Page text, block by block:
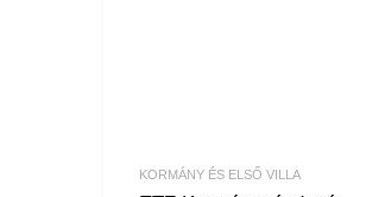
KORMÁNY ÉS ELSŐ VILLA